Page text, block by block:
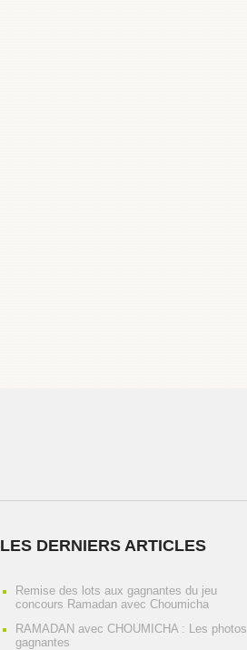
LES DERNIERS ARTICLES
Remise des lots aux gagnantes du jeu
concours Ramadan avec Choumicha
RAMADAN avec CHOUMICHA : Les photos
gagnantes